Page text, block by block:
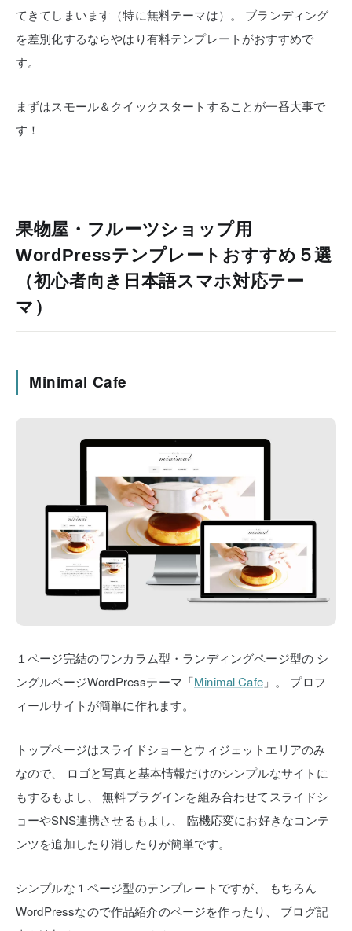
てきてしまいます（特に無料テーマは）。
ブランディング
を差別化するならやはり有料テンプレートがおすすめで
す。
まずはスモール＆クイックスタートすることが一番大事で
す！
果物屋・フルーツショップ用
WordPressテンプレートおすすめ５選
（初心者向き日本語スマホ対応テー
マ）
Minimal Cafe
１ページ完結のワンカラム型・ランディングページ型の シ
ングルページWordPressテーマ「Minimal Cafe」。
プロフ
ィールサイトが簡単に作れます。
トップページはスライドショーとウィジェットエリアのみ
なので、
ロゴと写真と基本情報だけのシンプルなサイトに
もするもよし、
無料プラグインを組み合わせてスライドシ
ョーやSNS連携させるもよし、
臨機応変にお好きなコンテ
ンツを追加したり消したりが簡単です。
シンプルな１ページ型のテンプレートですが、
もちろん
WordPressなので作品紹介のページを作ったり、
ブログ記